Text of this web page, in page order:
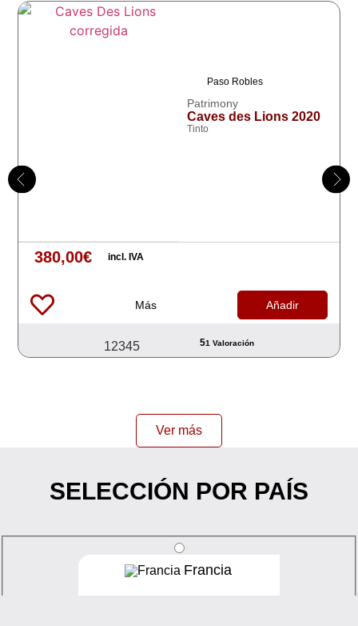
Paso Robles
Patrimony
Caves des Lions 2020
Tinto
380,00€ incl. IVA
Más Añadir
12345 51 Valoración
Ver más
SELECCIÓN POR PAÍS
Francia